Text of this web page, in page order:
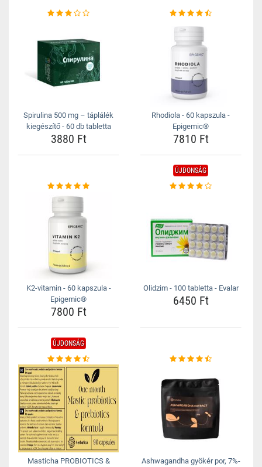
Spirulina 500 mg – táplálék
kiegészítő - 60 db tabletta
3880 Ft
Rhodiola - 60 kapszula -
Epigemic®
7810 Ft
K2-vitamin - 60 kapszula -
Epigemic®
7800 Ft
ÚJDONSÁG
Olidzim - 100 tabletta - Evalar
6450 Ft
ÚJDONSÁG
Masticha PROBIOTICS &
Ashwagandha gyökér por, 7%-